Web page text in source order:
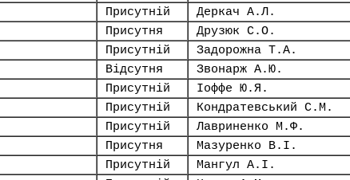
Присутній Деркач А.Л.
Присутня Друзюк С.О.
Присутній Задорожна Т.А.
Відсутня Звонарж А.Ю.
Присутній Іоффе Ю.Я.
Присутній Кондратевський С.М.
Присутній Лавриненко М.Ф.
Присутня Мазуренко В.І.
Присутній Мангул А.І.